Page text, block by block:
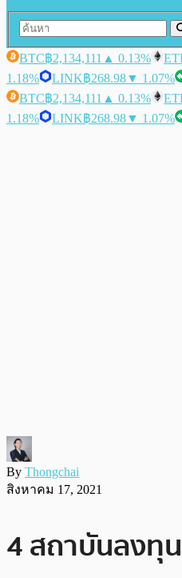
BTC฿2,134,111 ▲ 0.13%
1.18%
LINK฿268.98▼ 1.07%
BTC฿2,134,111 ▲ 0.13%
1.18%
LINK฿268.98▼ 1.07%
By Thongchai
สิงหาคม 17, 2021
4 สถาบันลงทุ